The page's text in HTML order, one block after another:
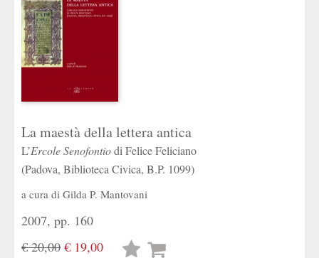
La maestà della lettera antica
L’Ercole Senofontiodi Felice Feliciano
(Padova, Biblioteca Civica, B.P. 1099)
a cura di Gilda P. Mantovani
2007, pp. 160
€ 20,00 € 19,00
Lista